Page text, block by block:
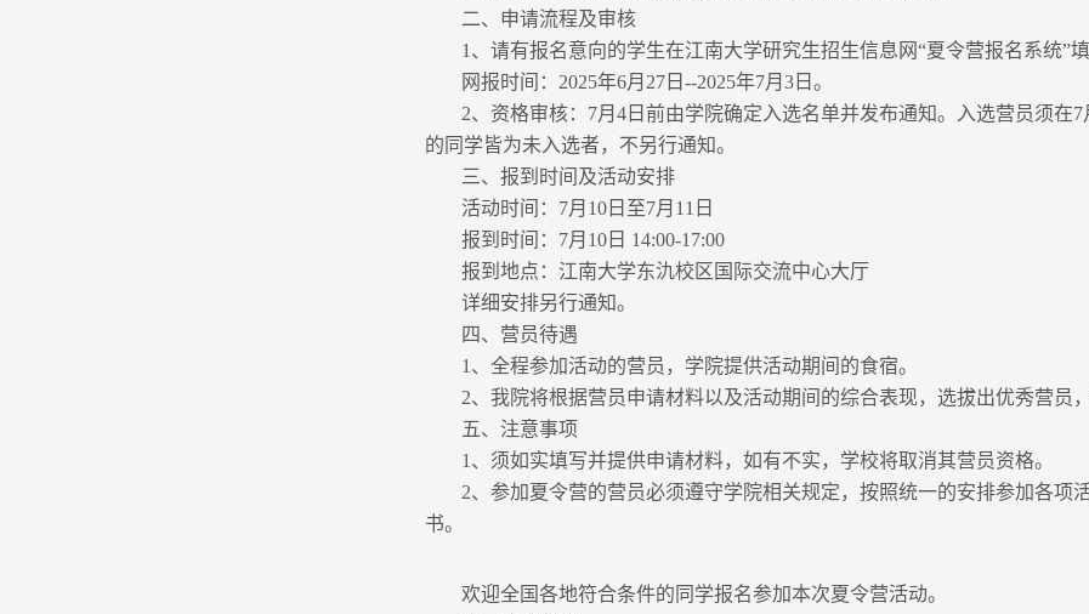
二、申请流程及审核
1、请有报名意向的学生在江南大学研究生招生信息网“夏令营报名系统”填
网报时间：2025年6月27日--2025年7月3日。
2、资格审核：7月4日前由学院确定入选名单并发布通知。入选营员须
的同学皆为未入选者，不另行通知。
三、报到时间及活动安排
活动时间：7月10日至7月11日
报到时间：7月10日 14:00-17:00
报到地点：江南大学东氿校区国际交流中心大厅
详细安排另行通知。
四、营员待遇
1、全程参加活动的营员，学院提供活动期间的食宿。
2、我院将根据营员申请材料以及活动期间的综合表现，选拔出优秀营员
五、注意事项
1、须如实填写并提供申请材料，如有不实，学校将取消其营员资格。
2、参加夏令营的营员必须遵守学院相关规定，按照统一的安排参加各
书。
欢迎全国各地符合条件的同学报名参加本次夏令营活动。